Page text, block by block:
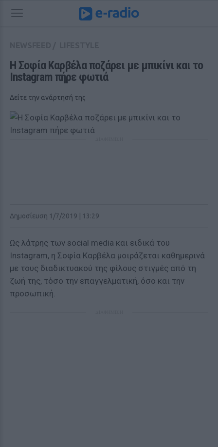
Η Σοφία Καρβέλα ποζάρει με μπικίνι και το
Instagram πήρε φωτιά
Δείτε την ανάρτησή της
Δημοσίευση 1/7/2019 | 13:29
Ως λάτρης των social media και ειδικά του
Instagram, η Σοφία Καρβέλα μοιράζεται καθημερινά
με τους διαδικτυακού της φίλους στιγμές από τη
ζωή της, τόσο την επαγγελματική, όσο και την
προσωπική.